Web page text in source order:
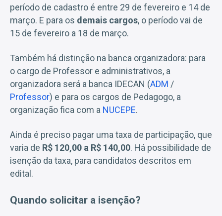
período de cadastro é entre 29 de fevereiro e 14 de
março. E para os demais cargos, o período vai de
15 de fevereiro a 18 de março.
Também há distinção na banca organizadora: para
o cargo de Professor e administrativos, a
organizadora será a banca IDECAN (ADM /
Professor) e para os cargos de Pedagogo, a
organização fica com a NUCEPE.
Ainda é preciso pagar uma taxa de participação, que
varia de R$ 120,00 a R$ 140,00. Há possibilidade de
isenção da taxa, para candidatos descritos em
edital.
Quando solicitar a isenção?